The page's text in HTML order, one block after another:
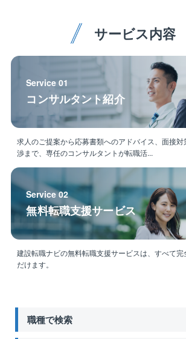
サービス内容
Service 01
コンサルタント紹介
求人のご提案から応募書類へのアドバイス、面接
渉まで、専任のコンサルタントが転職活...
Service 02
無料転職支援サービス
建設転職ナビの無料転職支援サービスは、すべて
だけます。
職種で検索